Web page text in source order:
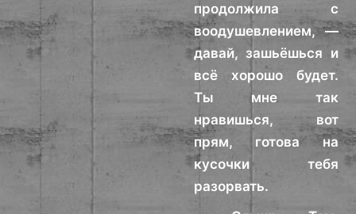
продолжила с
воодушевлением, —
давай, зашьёшься и
всё хорошо будет.
Ты мне так
нравишься, вот
прям, готова на
кусочки тебя
разорвать.